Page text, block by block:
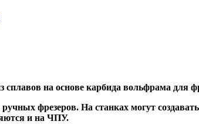
сплавов на основе карбида вольфрама для
фрезеров. На станках могут
и на ЧПУ.